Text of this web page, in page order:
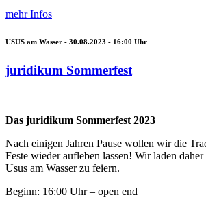
mehr Infos
USUS am Wasser - 30.08.2023 - 16:00 Uhr
juridikum Sommerfest
Das juridikum Sommerfest 2023
Nach einigen Jahren Pause wollen wir die
Feste wieder aufleben lassen! Wir laden
Usus am Wasser zu feiern.
Beginn: 16:00 Uhr – open end